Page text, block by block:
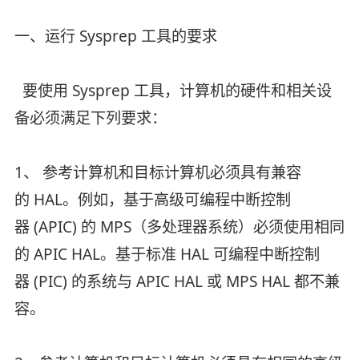
一、运行 Sysprep 工具的要求
要使用 Sysprep 工具，计算机的硬件和相关设
备必须满足下列要求：
1、 参考计算机和目标计算机必须具有兼容
的 HAL。例如，基于高级可编程中断控制
器 (APIC) 的 MPS（多处理器系统）必须使用相同
的 APIC HAL。基于标准 HAL 可编程中断控制
器 (PIC) 的系统与 APIC HAL 或 MPS HAL 都不兼
容。